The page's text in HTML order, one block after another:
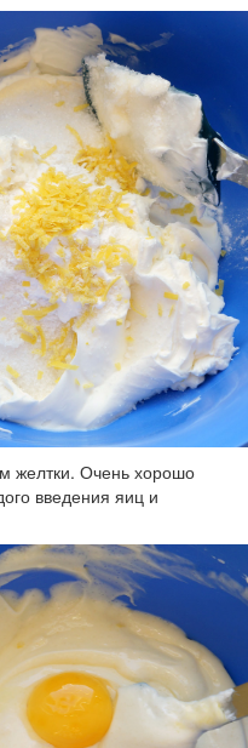
желтки. Очень хорошо
введения яиц и